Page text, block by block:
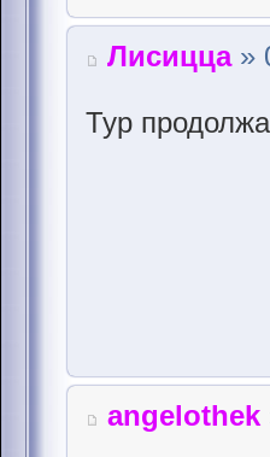
Лисицца»
Тур
angelothek